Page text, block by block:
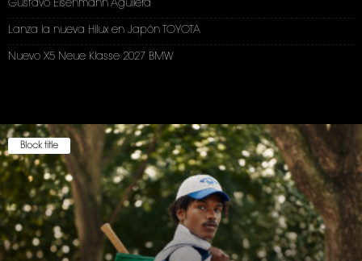
Gustavo Eisenmann Aguilera
Lanza la nueva Hilux en Japón TOYOTA
Nuevo X5 Neue Klasse 2027 BMW
Block title